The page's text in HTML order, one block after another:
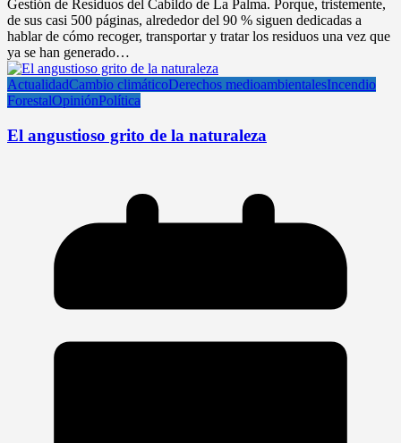
Gestión de Residuos del Cabildo de La Palma. Porque, tristemente,
de sus casi 500 páginas, alrededor del 90 % siguen dedicadas a
hablar de cómo recoger, transportar y tratar los residuos una vez que
ya se han generado…
ActualidadCambio climáticoDerechos medioambientalesIncendio
ForestalOpiniónPolítica
El angustioso grito de la naturaleza